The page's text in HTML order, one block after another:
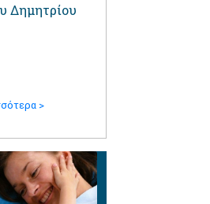
Δημητρίου
>